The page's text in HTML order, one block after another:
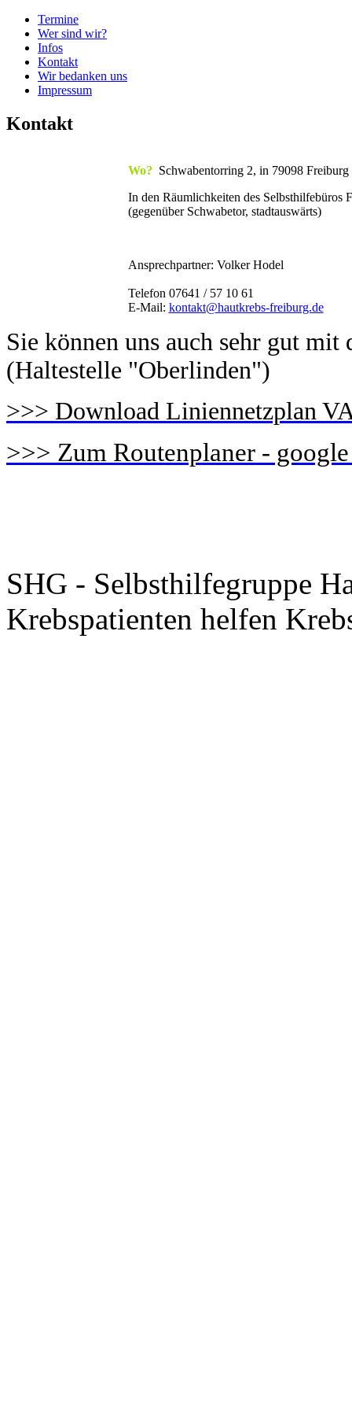
Termine
Wer sind wir?
Infos
Kontakt
Wir bedanken uns
Impressum
Kontakt
Wo? Schwabentorring 2, in 79098 Freiburg
In den Räumlichkeiten des Selbsthilfebüros
(gegenüber Schwabetor, stadtauswärts)
Ansprechpartner: Volker Hodel
Telefon 07641 / 57 10 61
E-Mail: kontakt@hautkrebs-freiburg.de
Sie können uns auch sehr gut
(Haltestelle "Oberlinden")
>>> Download Liniennetzplan
>>> Zum Routenplaner -
SHG - Selbsthilfegruppe
Krebspatienten helfen